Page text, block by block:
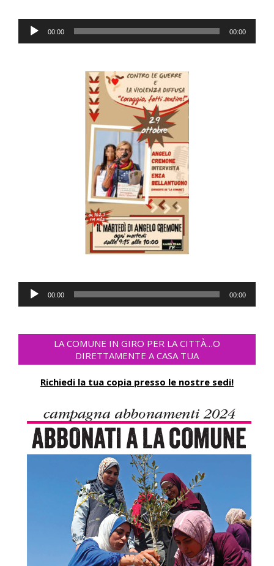
Lecteur
audio
00:00 00:00
Lecteur
audio
00:00 00:00
LA COMUNE IN GIRO PER LA CITTÀ…O
DIRETTAMENTE A CASA TUA
Richiedi la tua copia presso le nostre sedi!